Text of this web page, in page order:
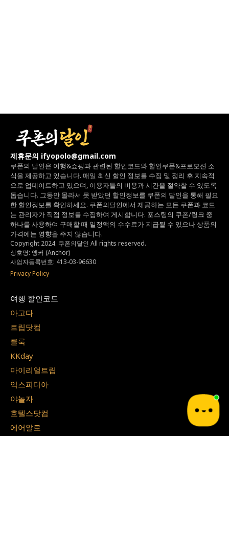
제휴문의 ifyopolo@gmail.com
쿠폰의 달인은 여행&쇼핑과 관련된 할인코드와 할인쿠폰&프로모션 소
식을 제공하고 있습니다. 매일 최신 할인 정보를 수집 및 정리 후 지속적
으로 업데이트하고 있으며, 이용자들의 비용과 시간을 절약할 수 있도록
돕습니다. 그동안 몰라서 못 받았던 할인정보를 쿠폰의 달인을 통해 필요
한 할인정보를 확인하세요. 쿠폰의달인에서 제공하는 모든 쿠폰과 코드
는 관리자가 직접 정보를 수집하여 게시합니다. 포스팅의 쿠폰/링크 중
하나를 사용하여 구매할 때 일정액의 수수료가 지급될 수 있으나상품의
가격에는 영향을 주지 않습니다.
Copyright 2024. 쿠폰의달인 All rights reserved.
상호명: 앵커 (Anchor)
사업자등록번호: 413-03-96630
Privacy Policy
여행 할인코드
아고다
트립닷컴
클룩
KKday
마이리얼트립
익스피디아
야놀자
호텔스닷컴
에어알로